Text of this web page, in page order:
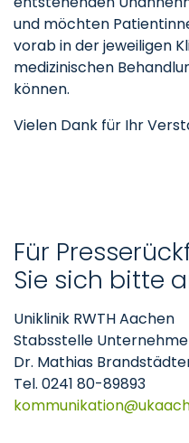
und möchten
vorab in der jeweiligen
medizinischen
können.
Vielen Dank für Ihr
Für
Sie sich bitte
Uniklinik RWTH Aachen
Stabsstelle
Dr. Mathias
Tel. 0241 80-89893
kommunikation